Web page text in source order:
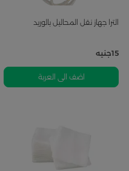
الترا جهاز نقل المحاليل بالوريد
15جنيه
اضف الى العربة